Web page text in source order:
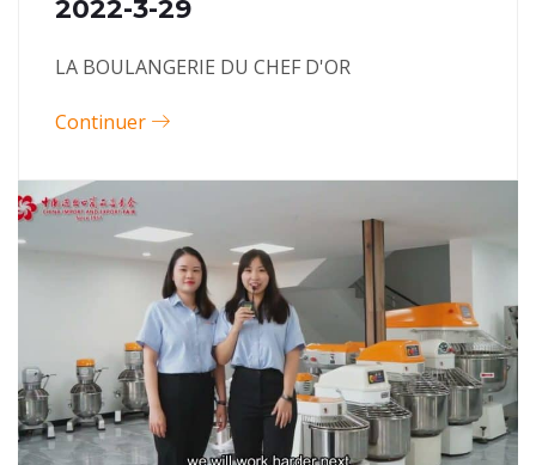
2022-3-29
LA BOULANGERIE DU CHEF D'OR
Continuer